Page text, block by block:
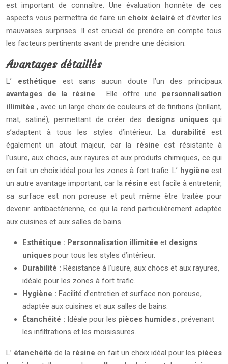
est important de connaître. Une évaluation honnête de ces
aspects vous permettra de faire un choix éclairé et d’éviter les
mauvaises surprises. Il est crucial de prendre en compte tous
les facteurs pertinents avant de prendre une décision.
Avantages détaillés
L’ esthétique est sans aucun doute l’un des principaux
avantages de la résine . Elle offre une personnalisation
illimitée, avec un large choix de couleurs et de finitions (brillant,
mat, satiné), permettant de créer des designs uniques qui
s’adaptent à tous les styles d’intérieur. La durabilité est
également un atout majeur, car la résineest résistante à
l’usure, aux chocs, aux rayures et aux produits chimiques, ce qui
en fait un choix idéal pour les zones à fort trafic. L’ hygièneest
un autre avantage important, car la résine est facile à entretenir,
sa surface est non poreuse et peut même être traitée pour
devenir antibactérienne, ce qui la rend particulièrement adaptée
aux cuisines et aux salles de bains.
Esthétique : Personnalisation illimitée et designs
uniques pour tous les styles d’intérieur.
Durabilité : Résistance à l’usure, aux chocs et aux rayures,
idéale pour les zones à fort trafic.
Hygiène : Facilité d’entretien et surface non poreuse,
adaptée aux cuisines et aux salles de bains.
Étanchéité : Idéale pour les pièces humides , prévenant
les infiltrations et les moisissures.
L’ étanchéitéde la résineen fait un choix idéal pour les pièces